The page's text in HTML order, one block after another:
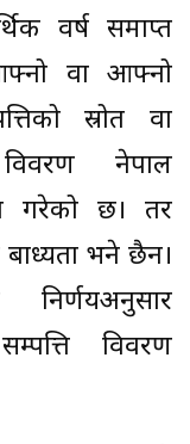
वर्ष समाप्त
वा आफ्नो
स्रोत वा
विवरण नेपाल
गरेको छ। तर
बाध्यता भने छैन।
विवरण